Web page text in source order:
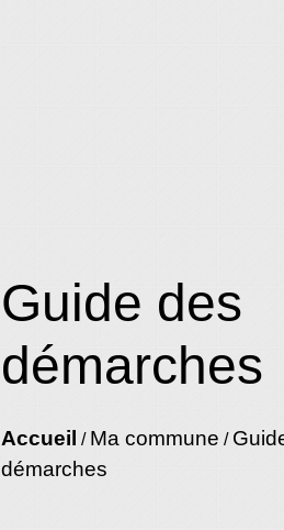
Guide des
démarches
Accueil / Ma commune /
démarches